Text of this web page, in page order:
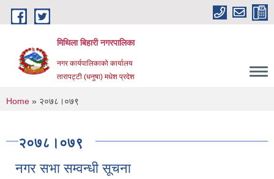
Skip to main content
मिथिला बिहारी नगरपालिका
नगर कार्यपालिकाको कार्यालय
तारापट्टी (धनुषा) मधेश प्रदेश
You are here
Home » २०७८।०७९
२०७८।०७९
नगर सभा सम्वन्धी सूचना